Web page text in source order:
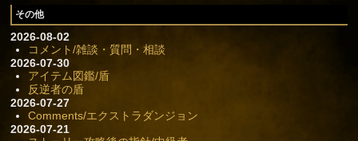
その他
2026-08-02
コメント/雑談・質問・相談
2026-07-30
アイテム図鑑/盾
反逆者の盾
2026-07-27
Comments/エクストラダンジョン
2026-07-21